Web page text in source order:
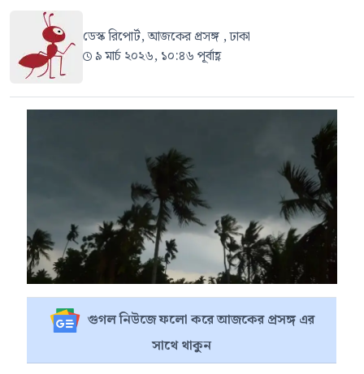
ডেস্ক রিপোর্ট, আজকের প্রসঙ্গ , ঢাকা
৯ মার্চ ২০২৬, ১০:৪৬ পূর্বাহ্ণ
গুগল নিউজে ফলো করে আজকের প্রসঙ্গ এর
সাথে থাকুন